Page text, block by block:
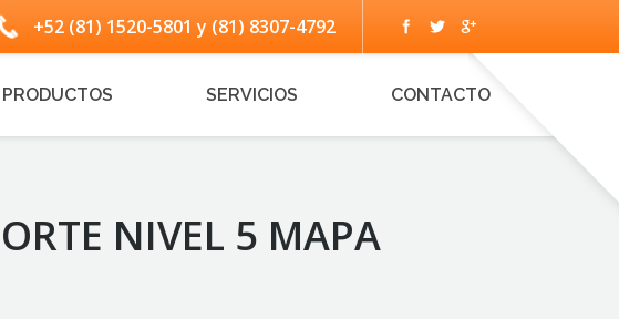
+52 (81) 1520-5801 y (81) 8307-4792
PRODUCTOS SERVICIOS CONTACTO
NIVEL 5 MAPA